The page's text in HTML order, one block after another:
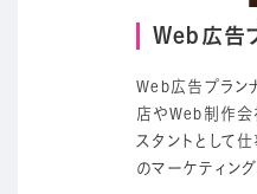
Web広告
Web広告プラン
店やWeb制作会
スタントとして
のマーケティン